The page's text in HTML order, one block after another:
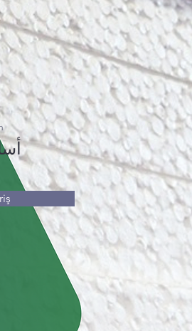
4